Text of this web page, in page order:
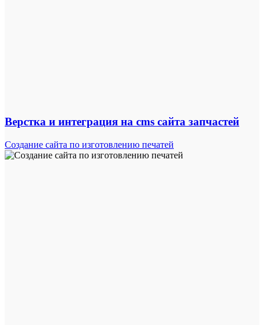
Верстка и интеграция на cms сайта запчастей
Создание сайта по изготовлению печатей